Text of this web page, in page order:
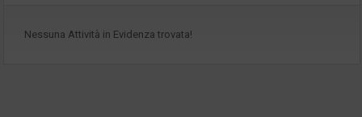
Nessuna Attività in Evidenza trovata!